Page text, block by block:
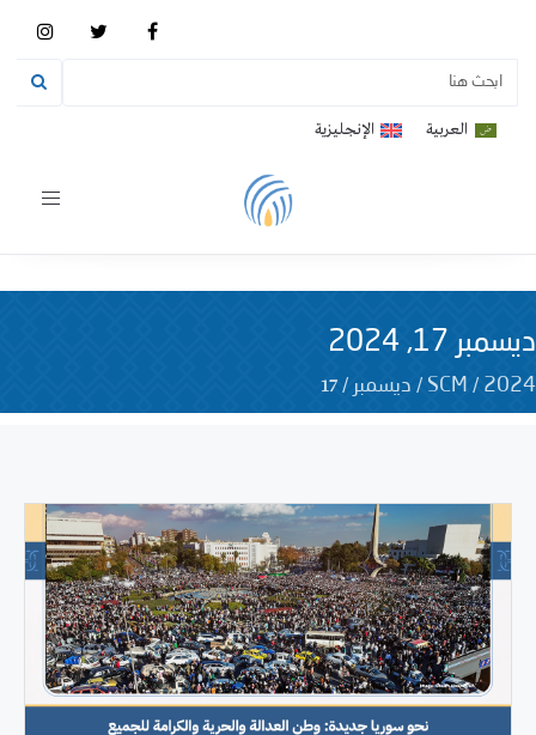
العربية الإنجليزية
Toggle
ديسمبر 17, 2024
SCM / 2024
/ ديسمبر /
17